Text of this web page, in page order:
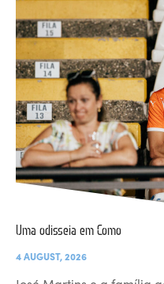
Uma odisseia em Como
4 AUGUST, 2026